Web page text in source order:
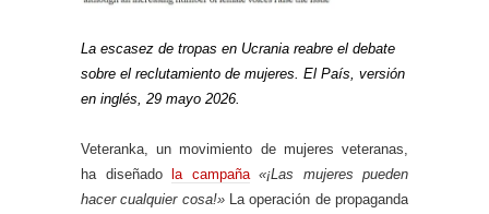
La escasez de tropas en Ucrania reabre el debate
sobre el reclutamiento de mujeres. El País, versión
en inglés, 29 mayo 2026.
Veteranka, un movimiento de mujeres veteranas,
ha diseñado la campaña «¡Las mujeres pueden
hacer cualquier cosa!»La operación de propaganda